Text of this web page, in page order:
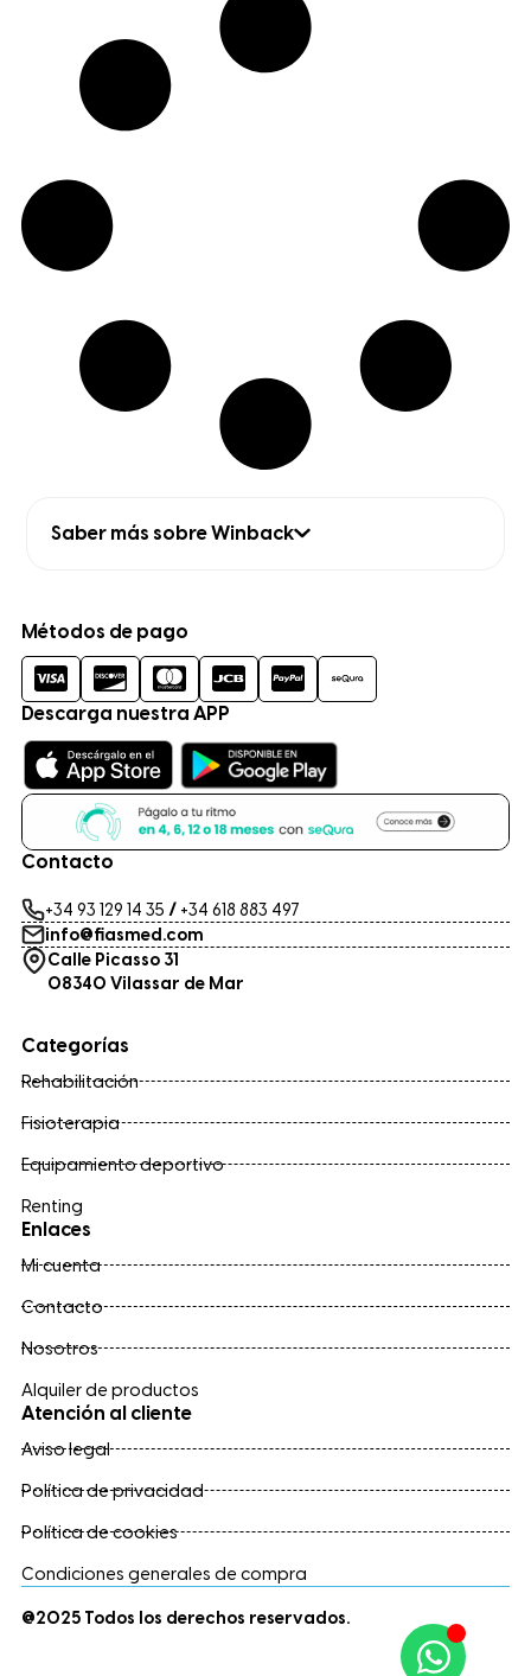
Saber más sobre Winback
Métodos de pago
Descarga nuestra APP
Contacto
+34 93 129 14 35 / +34 618 883 497
info@fiasmed.com
Calle Picasso 31
08340 Vilassar de Mar
Categorías
Rehabilitación
Fisioterapia
Equipamiento deportivo
Renting
Enlaces
Mi cuenta
Contacto
Nosotros
Alquiler de productos
Atención al cliente
Aviso legal
Política de privacidad
Política de cookies
Condiciones generales de compra
@2025 Todos los derechos reservados.